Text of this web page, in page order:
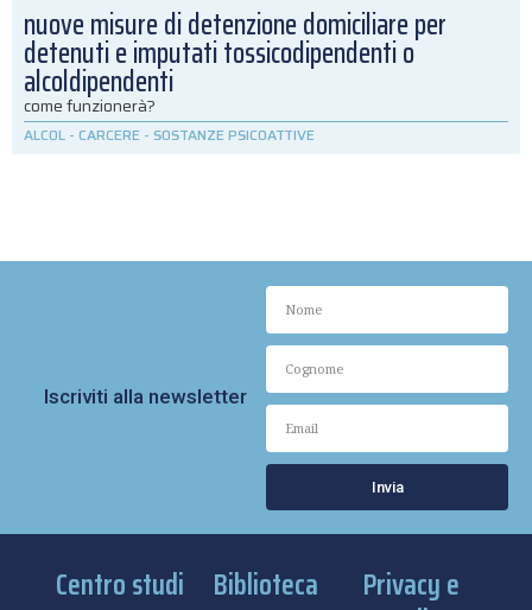
nuove misure di detenzione domiciliare per
detenuti e imputati tossicodipendenti o
alcoldipendenti
come funzionerà?
ALCOL - CARCERE - SOSTANZE PSICOATTIVE
Iscriviti alla newsletter
Invia
Centro studi Biblioteca Privacy e